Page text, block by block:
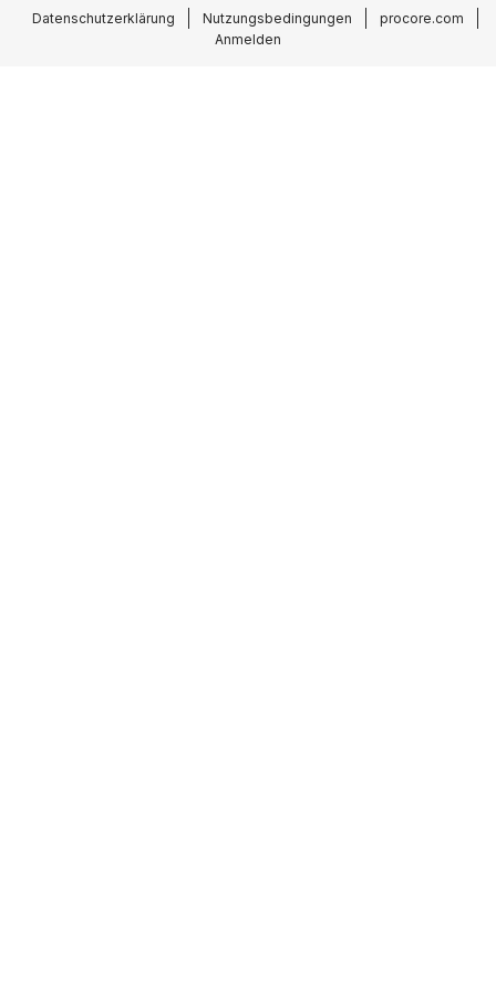
Datenschutzerklärung Nutzungsbedingungen
procore.com
Anmelden